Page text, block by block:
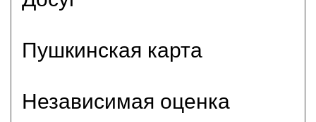
Пушкинская карта
Независимая оценка